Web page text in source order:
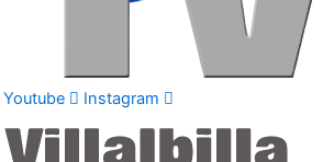
Youtube Instagram